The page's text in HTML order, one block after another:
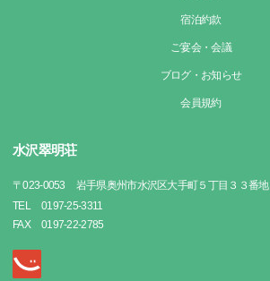
宿泊約款
ご宴会・会議
ブログ・お知らせ
会員規約
水沢翠明荘
〒023-0053
岩手県奥州市水沢区大手町５丁目３３番地
TEL
0197-25-3311
FAX
0197-22-2785